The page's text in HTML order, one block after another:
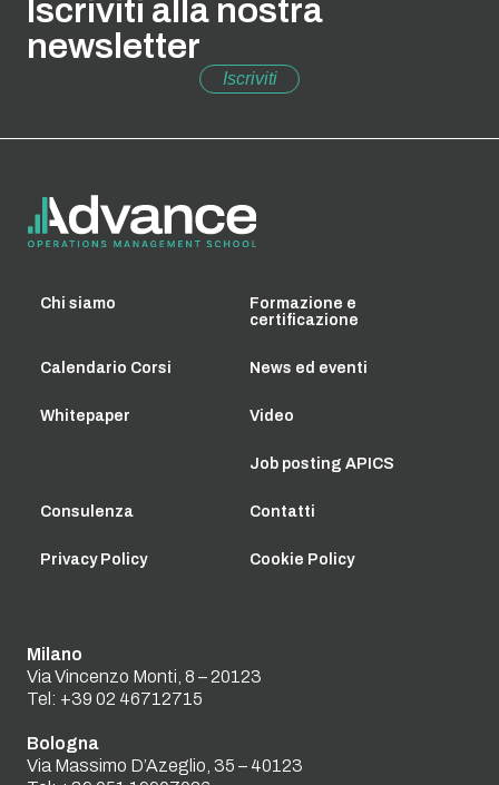
Iscriviti alla nostra
newsletter
Iscriviti
Milano
Via Vincenzo Monti, 8 – 20123
Tel: +39 02 46712715
Bologna
Via Massimo D’Azeglio, 35 – 40123
Chi siamo
Formazione e
certificazione
Calendario Corsi News ed eventi
Whitepaper Video
Job posting APICS
Consulenza Contatti
Privacy Policy Cookie Policy